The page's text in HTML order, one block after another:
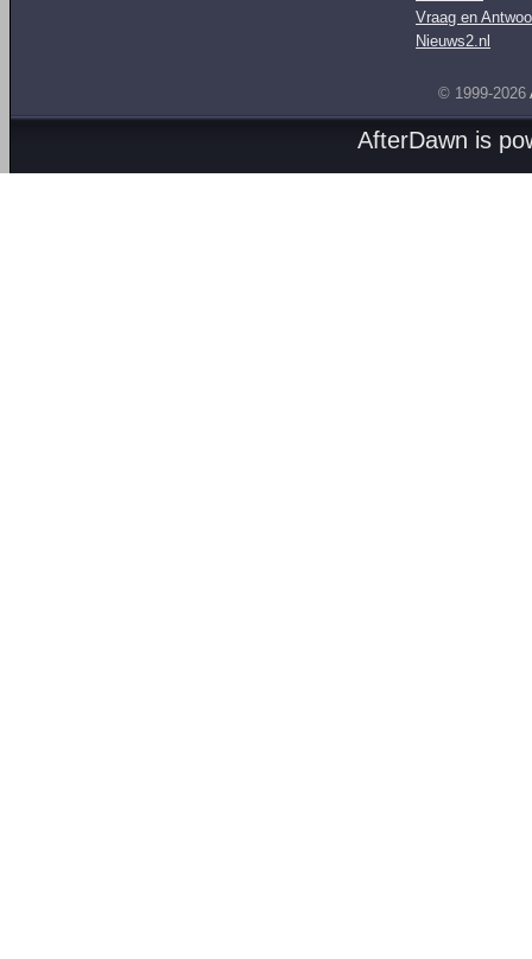
Vraag en
Nieuws2.nl
© 1999-2026
AfterDawn is